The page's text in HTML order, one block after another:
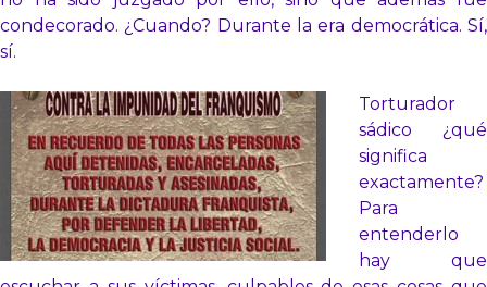
condecorado. ¿Cuando? Durante la era democrática. Sí,
sí.
Torturador
sádico ¿qué
significa
exactamente?
Para
entenderlo
hay que